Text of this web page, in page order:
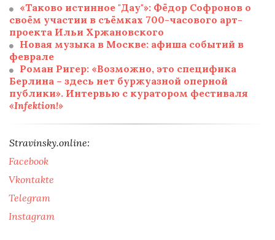
«Таково истинное "Дау"»: Фёдор Софронов о
своём участии в съёмках 700-часового арт-
проекта Ильи Хржановского
Новая музыка в Москве: афиша событий в
феврале
Роман Ригер: «Возможно, это специфика
Берлина – здесь нет буржуазной оперной
«Infektion!»
Stravinsky.online:
Facebook
Vkontakte
Telegram
Instagram